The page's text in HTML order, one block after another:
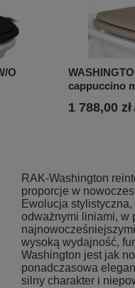
O
cappuccino
1 788,00 zł /
RAK-Washington
proporcje w
Ewolucja
odważnymi liniami, w
wysoką wydajność,
Washington jest jak
ponadczasowa
silny charakter i